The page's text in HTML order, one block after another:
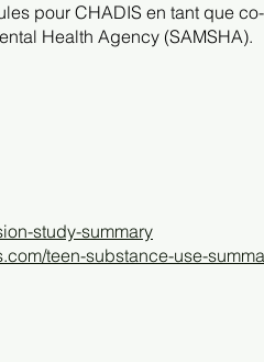
pour CHADIS en tant que
Health Agency (SAMSHA).
study-summary
teen-substance-use-